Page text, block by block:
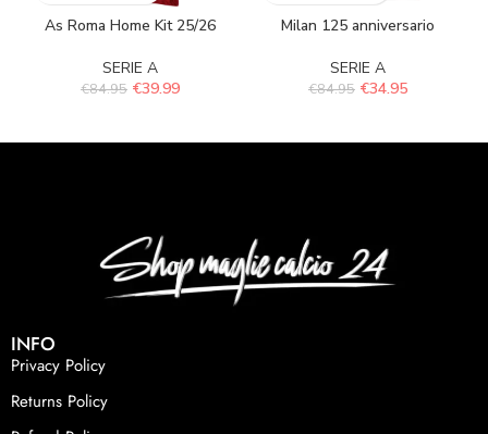
As Roma Home Kit 25/26
SERIE A
€84.95 €39.99
Milan 125 anniversario
SERIE A
€84.95 €34.95
INFO
Privacy Policy
Returns Policy